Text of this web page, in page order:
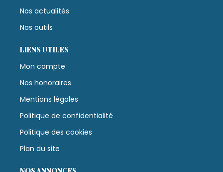
Nos actualités
Nos outils
LIENS UTILES
Mon compte
Nos honoraires
Mentions légales
Politique de confidentialité
Politique des cookies
Plan du site